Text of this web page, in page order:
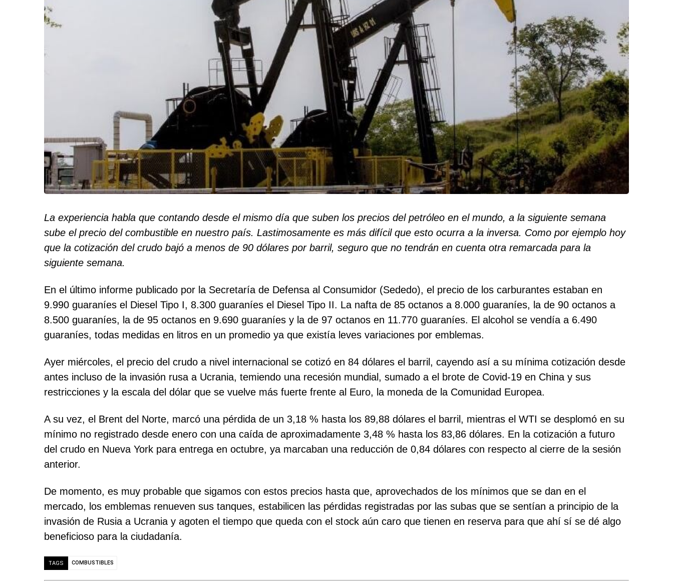
La experiencia habla que contando desde el mismo día que suben los precios del petróleo en el mundo, a la siguiente semana
sube el precio del combustible en nuestro país. Lastimosamente es más difícil que esto ocurra a la inversa. Como por ejemplo hoy
que la cotización del crudo bajó a menos de 90 dólares por barril, seguro que no tendrán en cuenta otra remarcada para la
siguiente semana.
En el último informe publicado por la Secretaría de Defensa al Consumidor (Sededo), el precio de los carburantes estaban en
9.990 guaraníes el Diesel Tipo I, 8.300 guaraníes el Diesel Tipo II. La nafta de 85 octanos a 8.000 guaraníes, la de 90 octanos a
8.500 guaraníes, la de 95 octanos en 9.690 guaraníes y la de 97 octanos en 11.770 guaraníes. El alcohol se vendía a 6.490
guaraníes, todas medidas en litros en un promedio ya que existía leves variaciones por emblemas.
Ayer miércoles, el precio del crudo a nivel internacional se cotizó en 84 dólares el barril, cayendo así a su mínima cotización desde
antes incluso de la invasión rusa a Ucrania, temiendo una recesión mundial, sumado a el brote de Covid-19 en China y sus
restricciones y la escala del dólar que se vuelve más fuerte frente al Euro, la moneda de la Comunidad Europea.
A su vez, el Brent del Norte, marcó una pérdida de un 3,18 % hasta los 89,88 dólares el barril, mientras el WTI se desplomó en su
mínimo no registrado desde enero con una caída de aproximadamente 3,48 % hasta los 83,86 dólares. En la cotización a futuro
del crudo en Nueva York para entrega en octubre, ya marcaban una reducción de 0,84 dólares con respecto al cierre de la sesión
anterior.
De momento, es muy probable que sigamos con estos precios hasta que, aprovechados de los mínimos que se dan en el
mercado, los emblemas renueven sus tanques, estabilicen las pérdidas registradas por las subas que se sentían a principio de la
invasión de Rusia a Ucrania y agoten el tiempo que queda con el stock aún caro que tienen en reserva para que ahí sí se dé algo
beneficioso para la ciudadanía.
TAGS COMBUSTIBLES